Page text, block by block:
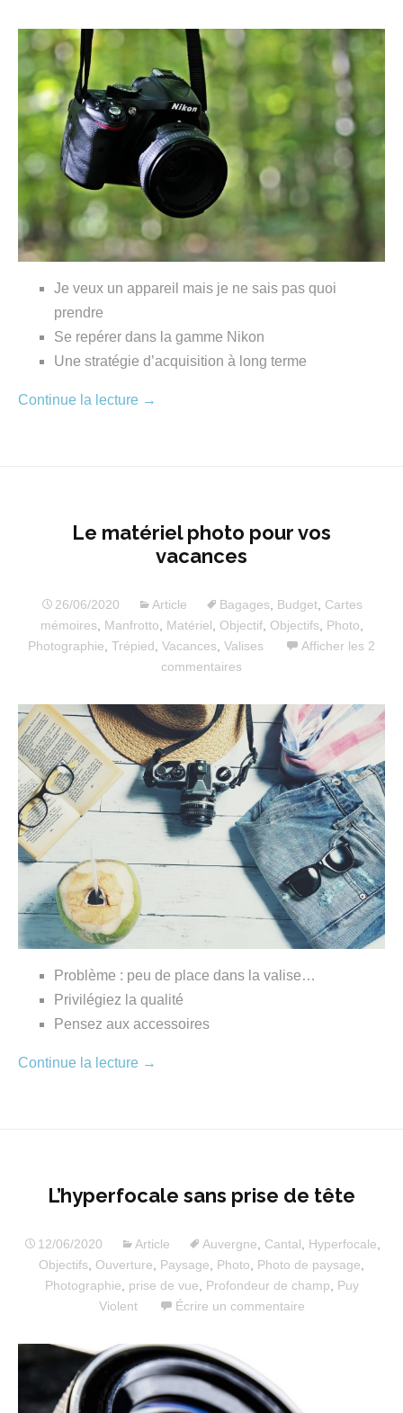
Je veux un appareil mais je ne sais pas quoi
prendre
Se repérer dans la gamme Nikon
Une stratégie d’acquisition à long terme
Continue la lecture →
Le matériel photo pour vos
vacances
26/06/2020 Article Bagages, Budget, Cartes
mémoires, Manfrotto, Matériel, Objectif, Objectifs, Photo,
Photographie, Trépied, Vacances, Valises
Afficher les 2
commentaires
Problème : peu de place dans la valise…
Privilégiez la qualité
Pensez aux accessoires
Continue la lecture →
L’hyperfocale sans prise de tête
12/06/2020 Article Auvergne, Cantal, Hyperfocale,
Objectifs, Ouverture, Paysage, Photo, Photo de paysage,
Photographie, prise de vue, Profondeur de champ, Puy
Violent
Écrire un commentaire